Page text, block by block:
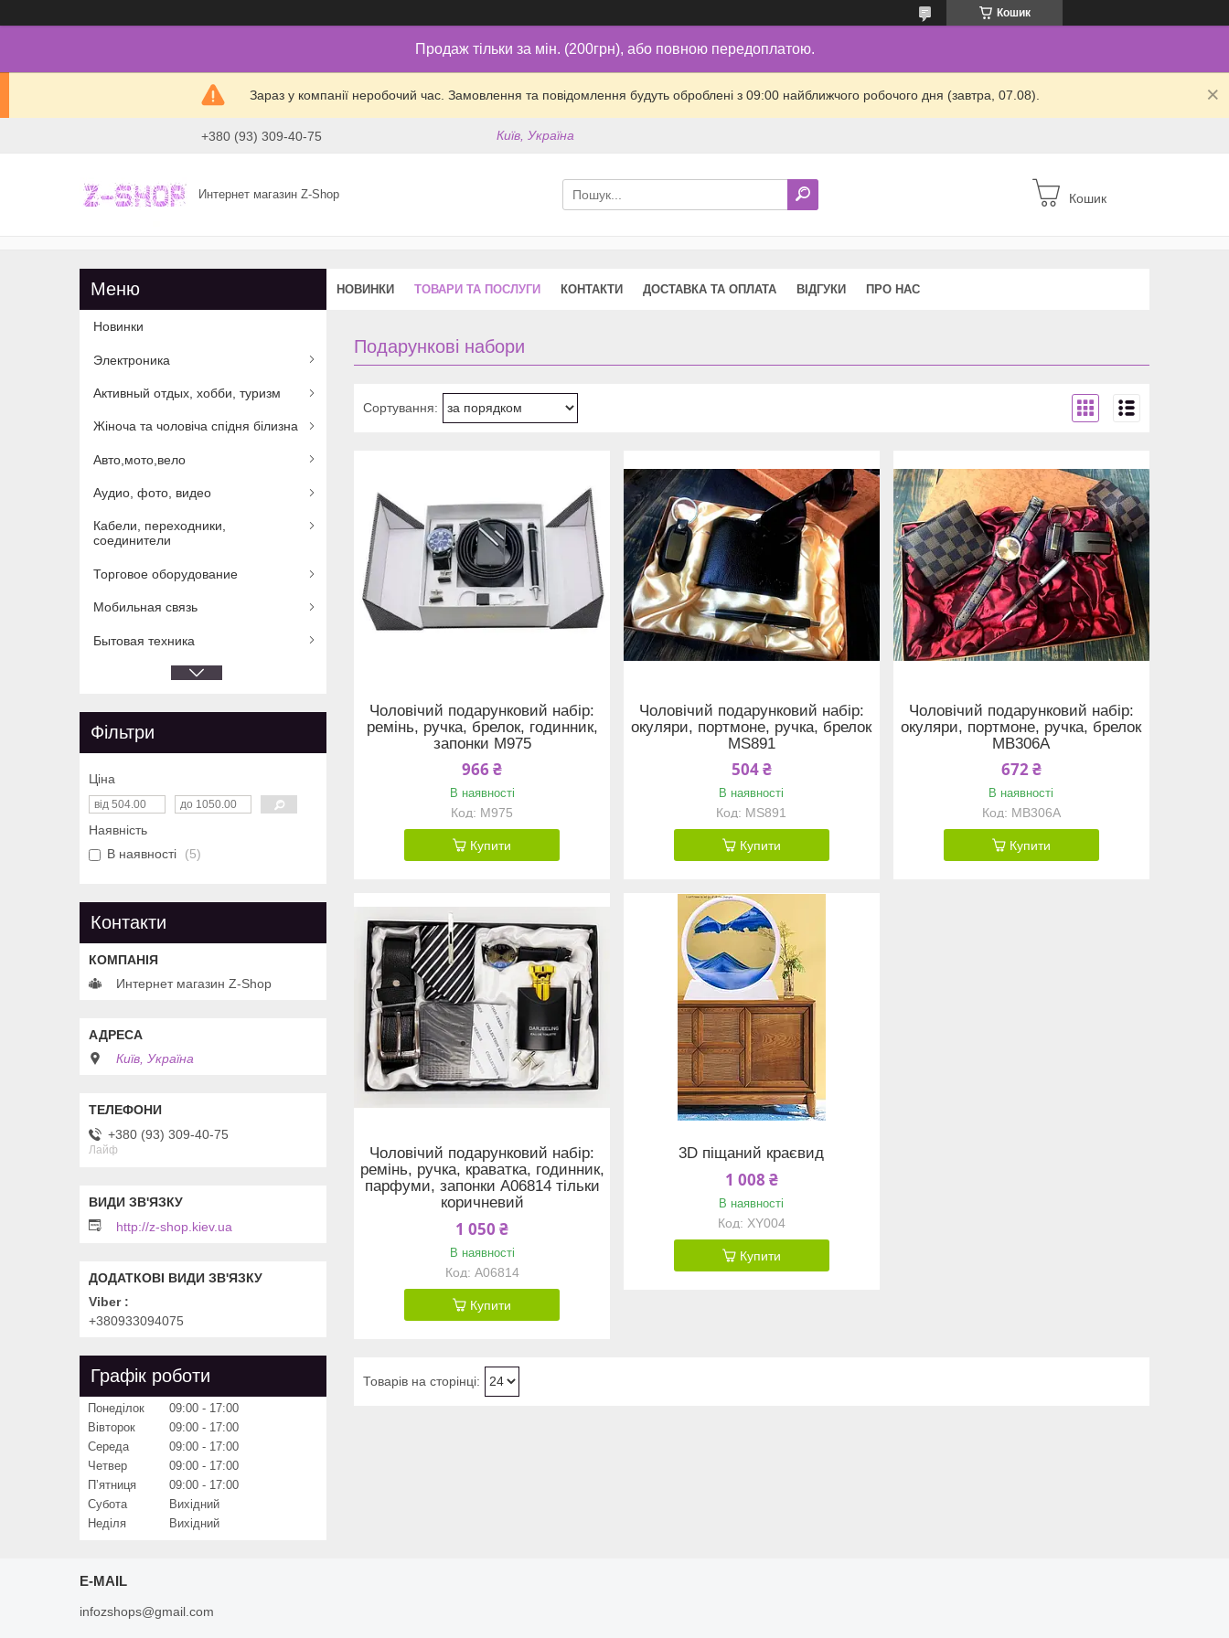
Кошик
Продаж тільки за мін. (200грн), або повною передоплатою.
Зараз у компанії неробочий час. Замовлення та повідомлення будуть оброблені з 09:00 найближчого робочого дня (завтра, 07.08).
+380 (93) 309-40-75 Київ, Україна
Интернет магазин Z-Shop Кошик
НОВИНКИ ТОВАРИ ТА ПОСЛУГИ КОНТАКТИ ДОСТАВКА ТА ОПЛАТА ВІДГУКИ ПРО НАС
Подарункові набори
Чоловічий подарунковий набір:
ремінь, ручка, брелок, годинник,
запонки M975
966 ₴
В наявності
M975
Купити
Чоловічий подарунковий набір:
окуляри, портмоне, ручка, брелок
MS891
504 ₴
В наявності
MS891
Купити
Чоловічий подарунковий набір:
окуляри, портмоне, ручка, брелок
MB306A
672 ₴
В наявності
MB306A
Купити
Чоловічий подарунковий набір:
ремінь, ручка, краватка, годинник,
парфуми, запонки A06814 тільки
коричневий
1 050 ₴
В наявності
A06814
Купити
3D піщаний краєвид
1 008 ₴
В наявності
XY004
Купити
Новинки
Электроника
Активный отдых, хобби, туризм
Жіноча та чоловіча спідня білизна
Авто,мото,вело
Аудио, фото, видео
Кабели, переходники,
соединители
Торговое оборудование
Мобильная связь
Бытовая техника
Фільтри
Ціна
Наявність
В наявності
5
Контакти
Интернет магазин Z-Shop
Київ, Україна
+380 (93) 309-40-75
Лайф
http://z-shop.kiev.ua
Viber
+380933094075
Графік роботи
Понеділок 09:00
17:00
Вівторок
09:00
17:00
Середа
09:00
17:00
Четвер
09:00
17:00
Пʼятниця
09:00
17:00
Субота
Вихідний
Неділя
Вихідний
E-MAIL
infozshops@gmail.com